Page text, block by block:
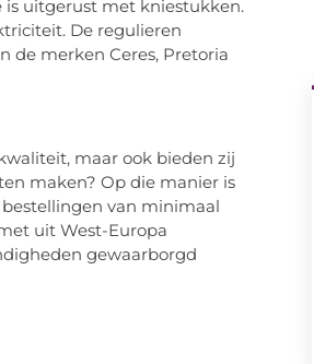
uitgerust met kniestukken.
De regulieren
de merken Ceres, Pretoria
maar ook bieden zij
maken? Op die manier is
van minimaal
uit West-Europa
gewaarborgd